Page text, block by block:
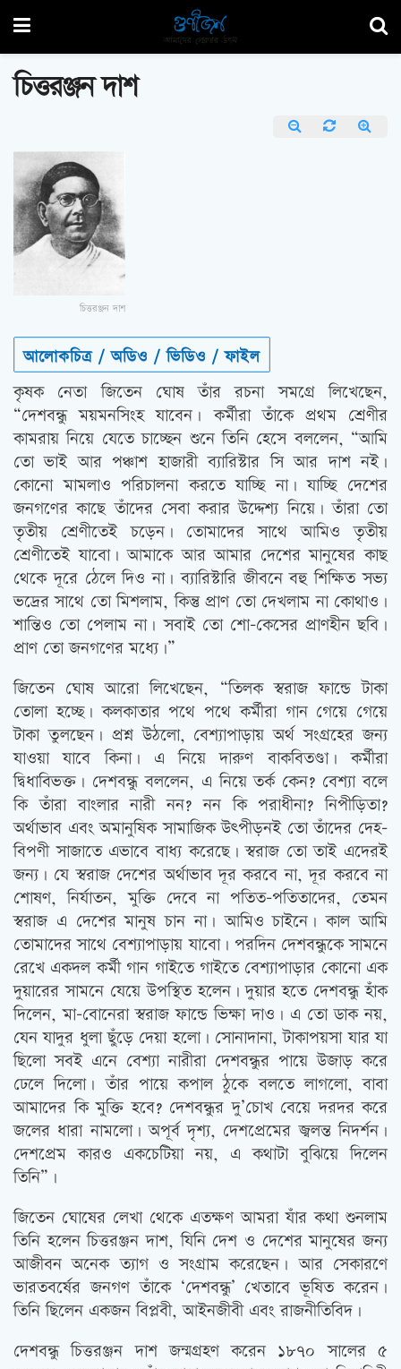
চিত্তরঞ্জন দাশ
চিত্তরঞ্জন দাশ
আলোকচিত্র / অডিও / ভিডিও / ফাইল
কৃষক নেতা জিতেন ঘোষ তাঁর রচনা সমগ্রে লিখেছেন,
“দেশবন্ধু ময়মনসিংহ যাবেন। কর্মীরা তাঁকে প্রথম শ্রেণীর
কামরায় নিয়ে যেতে চাচ্ছেন শুনে তিনি হেসে বললেন, “আমি
তো ভাই আর পঞ্চাশ হাজারী ব্যারিস্টার সি আর দাশ নই।
কোনো মামলাও পরিচালনা করতে যাচ্ছি না। যাচ্ছি দেশের
জনগণের কাছে তাঁদের সেবা করার উদ্দেশ্য নিয়ে। তাঁরা তো
তৃতীয় শ্রেণীতেই চড়েন। তোমাদের সাথে আমিও তৃতীয়
শ্রেণীতেই যাবো। আমাকে আর আমার দেশের মানুষের কাছ
থেকে দূরে ঠেলে দিও না। ব্যারিস্টারি জীবনে বহু শিক্ষিত সভ্য
ভদ্রের সাথে তো মিশলাম, কিন্তু প্রাণ তো দেখলাম না কোথাও।
শান্তিও তো পেলাম না। সবাই তো শো-কেসের প্রাণহীন ছবি।
প্রাণ তো জনগণের মধ্যে।”
জিতেন ঘোষ আরো লিখেছেন, “তিলক স্বরাজ ফান্ডে টাকা
তোলা হচ্ছে। কলকাতার পথে পথে কর্মীরা গান গেয়ে গেয়ে
টাকা তুলছেন। প্রশ্ন উঠলো, বেশ্যাপাড়ায় অর্থ সংগ্রহের জন্য
যাওয়া যাবে কিনা। এ নিয়ে দারুণ বাকবিতণ্ডা। কর্মীরা
দ্বিধাবিভক্ত। দেশবন্ধু বললেন, এ নিয়ে তর্ক কেন? বেশ্যা বলে
কি তাঁরা বাংলার নারী নন? নন কি পরাধীনা? নিপীড়িতা?
অর্থাভাব এবং অমানুষিক সামাজিক উৎপীড়নই তো তাঁদের দেহ-
বিপণী সাজাতে এভাবে বাধ্য করেছে। স্বরাজ তো তাই এদেরই
জন্য। যে স্বরাজ দেশের অর্থাভাব দূর করবে না, দূর করবে না
শোষণ, নির্যাতন, মুক্তি দেবে না পতিত-পতিতাদের, তেমন
স্বরাজ এ দেশের মানুষ চান না। আমিও চাইনে। কাল আমি
তোমাদের সাথে বেশ্যাপাড়ায় যাবো। পরদিন দেশবন্ধুকে সামনে
রেখে একদল কর্মী গান গাইতে গাইতে বেশ্যাপাড়ার কোনো এক
দুয়ারের সামনে যেয়ে উপস্থিত হলেন। দুয়ার হতে দেশবন্ধু হাঁক
দিলেন, মা-বোনেরা স্বরাজ ফান্ডে ভিক্ষা দাও। এ তো ডাক নয়,
যেন যাদুর ধুলা ছুঁড়ে দেয়া হলো। সোনাদানা, টাকাপয়সা যার যা
ছিলো সবই এনে বেশ্যা নারীরা দেশবন্ধুর পায়ে উজাড় করে
ঢেলে দিলো। তাঁর পায়ে কপাল ঠুকে বলতে লাগলো, বাবা
আমাদের কি মুক্তি হবে? দেশবন্ধুর দু’চোখ বেয়ে দরদর করে
জলের ধারা নামলো। অপূর্ব দৃশ্য, দেশপ্রেমের জ্বলন্ত নিদর্শন।
দেশপ্রেম কারও একচেটিয়া নয়, এ কথাটা বুঝিয়ে দিলেন
তিনি”।
জিতেন ঘোষের লেখা থেকে এতক্ষণ আমরা যাঁর কথা শুনলাম
তিনি হলেন চিত্তরঞ্জন দাশ, যিনি দেশ ও দেশের মানুষের জন্য
আজীবন অনেক ত্যাগ ও সংগ্রাম করেছেন। আর সেকারণে
ভারতবর্ষের জনগণ তাঁকে ‘দেশবন্ধু’ খেতাবে ভূষিত করেন।
তিনি ছিলেন একজন বিপ্লবী, আইনজীবী এবং রাজনীতিবিদ।
দেশবন্ধু চিত্তরঞ্জন দাশ জন্মগ্রহণ করেন ১৮৭০ সালের ৫